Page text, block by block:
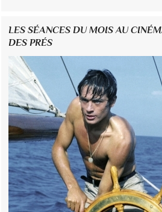
LES SÉANCES DU MOIS AU
DES PRÉS